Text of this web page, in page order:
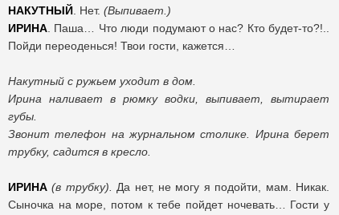
НАКУТНЫЙ . Нет. (Выпивает.)
ИРИНА . Паша… Что люди подумают о нас? Кто будет-то?!..
Пойди переоденься! Твои гости, кажется…
Накутный с ружьем уходит в дом.
Ирина наливает в рюмку водки, выпивает, вытирает
губы.
Звонит телефон на журнальном столике. Ирина берет
трубку, садится в кресло.
ИРИНА (в трубку).
Да нет, не могу я подойти, мам. Никак.
Сыночка на море, потом к тебе пойдет ночевать… Гости у